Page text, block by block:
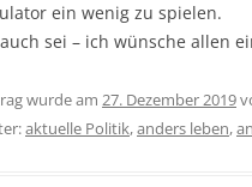
ein wenig zu spielen.
sei – ich wünsche allen
wurde am 27. Dezember 2019
aktuelle Politik,anders leben,